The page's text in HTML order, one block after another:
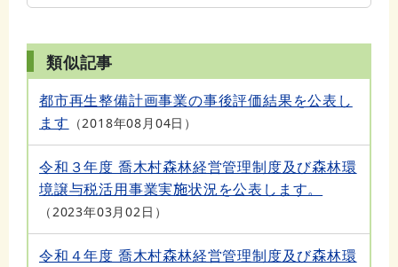
類似記事
都市再生整備計画事業の事後評価結果を公表し
ます
2018年08月04日
令和３年度 喬木村森林経営管理制度及び森林環
境譲与税活用事業実施状況を公表します。
2023年03月02日
令和４年度 喬木村森林経営管理制度及び森林環